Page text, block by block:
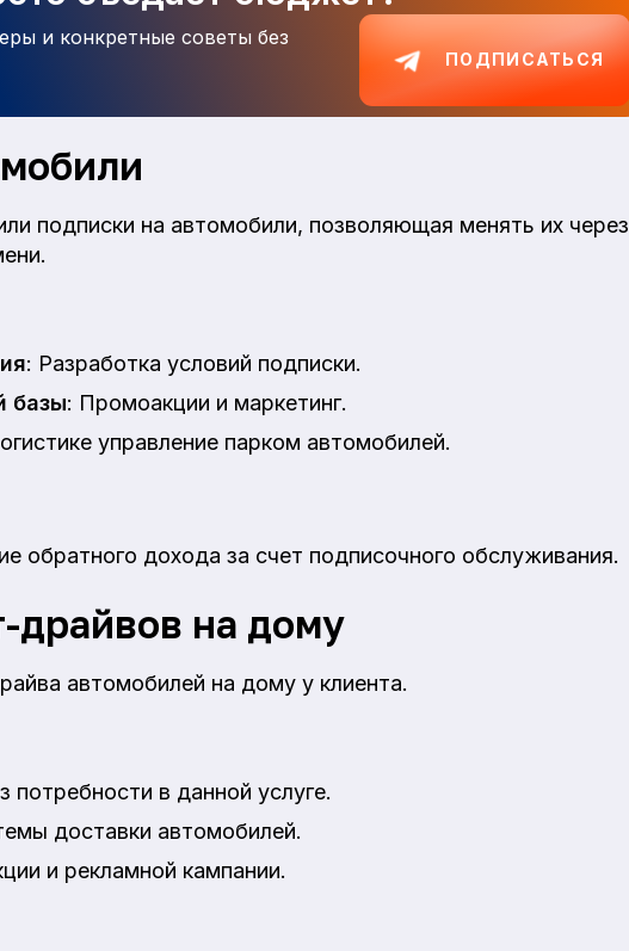
и конкретные советы без
ПОДПИСАТЬСЯ
подписки на автомобили, позволяющая менять их через
: Разработка условий подписки.
базы: Промоакции и маркетинг.
управление парком автомобилей.
обратного дохода за счет подписочного обслуживания.
драйвов на дому
автомобилей на дому у клиента.
потребности в данной услуге.
доставки автомобилей.
и рекламной кампании.